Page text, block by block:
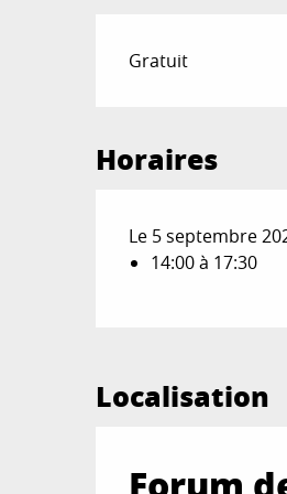
Gratuit
Horaires
Le 5 septembre
14:00 à 17:30
Localisation